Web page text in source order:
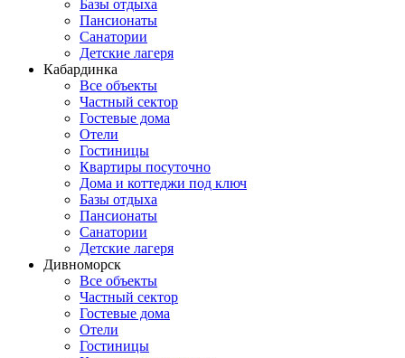
Базы отдыха
Пансионаты
Санатории
Детские лагеря
Кабардинка
Все объекты
Частный сектор
Гостевые дома
Отели
Гостиницы
Квартиры посуточно
Дома и коттеджи под ключ
Базы отдыха
Пансионаты
Санатории
Детские лагеря
Дивноморск
Все объекты
Частный сектор
Гостевые дома
Отели
Гостиницы